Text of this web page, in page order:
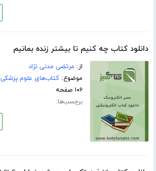
دانلود کتاب چه کنیم تا بیشتر زنده بمانیم
از: مرتضی مدنی نژاد
موضوع:کتاب‌های علوم پزشکی
۱۰۶ صفحه
برچسب‌ها: